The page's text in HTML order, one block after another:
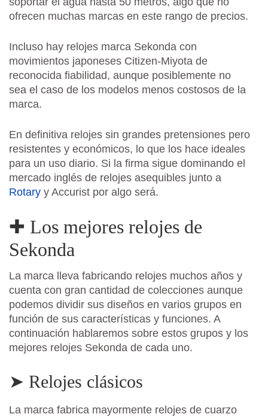
ofrecen muchas marcas en este rango de precios.
Incluso hay relojes marca Sekonda con
movimientos japoneses Citizen-Miyota de
reconocida fiabilidad, aunque posiblemente no
sea el caso de los modelos menos costosos de la
marca.
En definitiva relojes sin grandes pretensiones pero
resistentes y económicos, lo que los hace ideales
para un uso diario. Si la firma sigue dominando el
mercado inglés de relojes asequibles junto a
Rotary y Accurist por algo será.
✚ Los mejores relojes de
Sekonda
La marca lleva fabricando relojes muchos años y
cuenta con gran cantidad de colecciones aunque
podemos dividir sus diseños en varios grupos en
función de sus características y funciones. A
continuación hablaremos sobre estos grupos y los
mejores relojes Sekonda de cada uno.
➤ Relojes clásicos
La marca fabrica mayormente relojes de cuarzo